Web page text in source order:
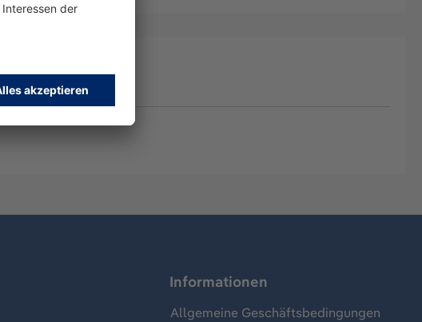
Informationen
Allgemeine Geschäftsbedingungen